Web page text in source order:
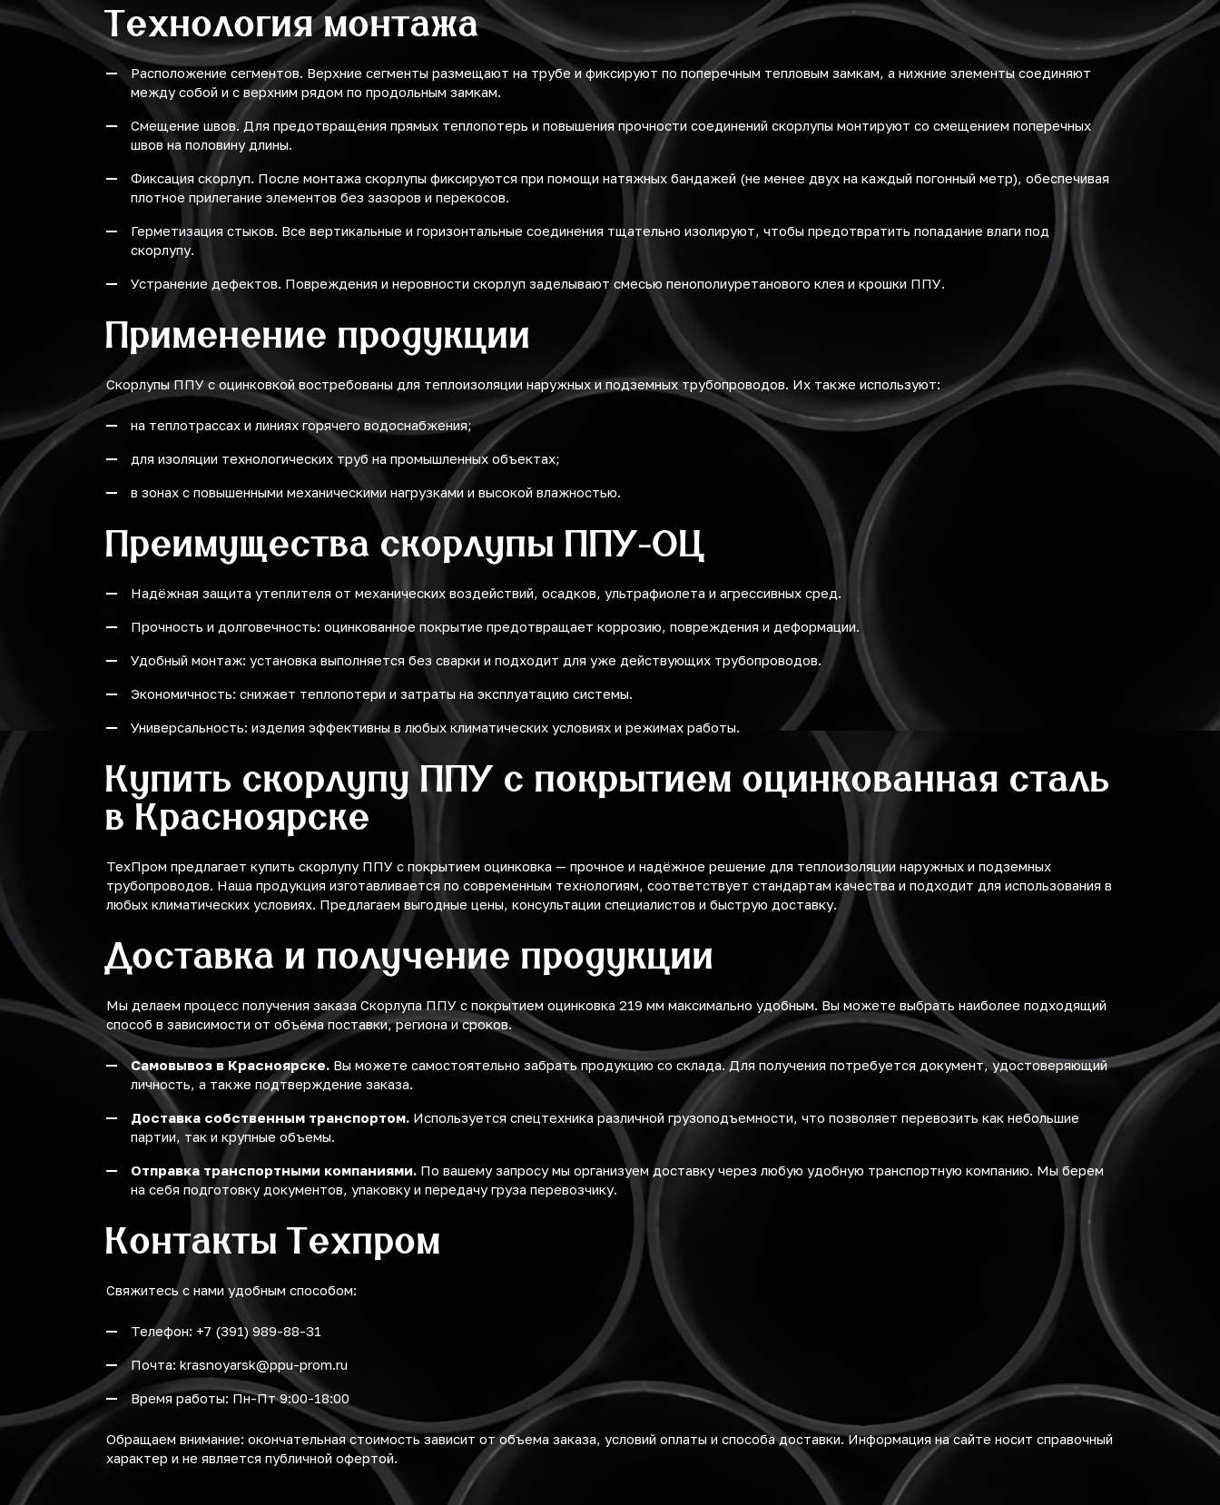
Технология монтажа
Расположение сегментов. Верхние сегменты размещают на трубе и фиксируют по поперечным тепловым замкам, а нижние элементы соединяют
между собой и с верхним рядом по продольным замкам.
Смещение швов. Для предотвращения прямых теплопотерь и повышения прочности соединений скорлупы монтируют со смещением поперечных
швов на половину длины.
Фиксация скорлуп. После монтажа скорлупы фиксируются при помощи натяжных бандажей (не менее двух на каждый погонный метр), обеспечивая
плотное прилегание элементов без зазоров и перекосов.
Герметизация стыков. Все вертикальные и горизонтальные соединения тщательно изолируют, чтобы предотвратить попадание влаги под
скорлупу.
Устранение дефектов. Повреждения и неровности скорлуп заделывают смесью пенополиуретанового клея и крошки ППУ.
Применение продукции
Скорлупы ППУ с оцинковкой востребованы для теплоизоляции наружных и подземных трубопроводов. Их также используют:
на теплотрассах и линиях горячего водоснабжения;
для изоляции технологических труб на промышленных объектах;
в зонах с повышенными механическими нагрузками и высокой влажностью.
Преимущества скорлупы ППУ-ОЦ
Надёжная защита утеплителя от механических воздействий, осадков, ультрафиолета и агрессивных сред.
Прочность и долговечность: оцинкованное покрытие предотвращает коррозию, повреждения и деформации.
Удобный монтаж: установка выполняется без сварки и подходит для уже действующих трубопроводов.
Экономичность: снижает теплопотери и затраты на эксплуатацию системы.
Универсальность: изделия эффективны в любых климатических условиях и режимах работы.
Купить скорлупу ППУ с покрытием оцинкованная сталь
в Красноярске
ТехПром предлагает купить скорлупу ППУ с покрытием оцинковка — прочное и надёжное решение для теплоизоляции наружных и подземных
трубопроводов. Наша продукция изготавливается по современным технологиям, соответствует стандартам качества и подходит для использования в
любых климатических условиях. Предлагаем выгодные цены, консультации специалистов и быструю доставку.
Доставка и получение продукции
Мы делаем процесс получения заказа Скорлупа ППУ с покрытием оцинковка 219 мм максимально удобным. Вы можете выбрать наиболее подходящий
способ в зависимости от объёма поставки, региона и сроков.
Самовывоз в Красноярске. Вы можете самостоятельно забрать продукцию со склада. Для получения потребуется документ, удостоверяющий
личность, а также подтверждение заказа.
Доставка собственным транспортом. Используется спецтехника различной грузоподъемности, что позволяет перевозить как небольшие
партии, так и крупные объемы.
Отправка транспортными компаниями. По вашему запросу мы организуем доставку через любую удобную транспортную компанию. Мы берем
на себя подготовку документов, упаковку и передачу груза перевозчику.
Контакты Техпром
Свяжитесь с нами удобным способом:
Телефон: +7 (391) 989-88-31
Почта: krasnoyarsk@ppu-prom.ru
Время работы: Пн-Пт 9:00-18:00
Обращаем внимание: окончательная стоимость зависит от объема заказа, условий оплаты и способа доставки. Информация на сайте носит справочный
характер и не является публичной офертой.